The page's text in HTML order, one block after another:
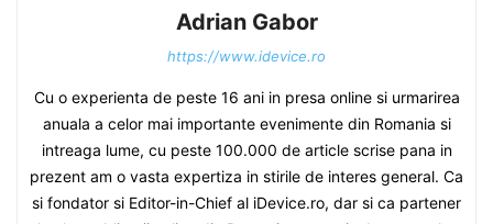
Adrian Gabor
https://www.idevice.ro
Cu o experienta de peste 16 ani in presa online si urmarirea
anuala a celor mai importante evenimente din Romania si
intreaga lume, cu peste 100.000 de article scrise pana in
prezent am o vasta expertiza in stirile de interes general. Ca
si fondator si Editor-in-Chief al iDevice.ro, dar si ca partener